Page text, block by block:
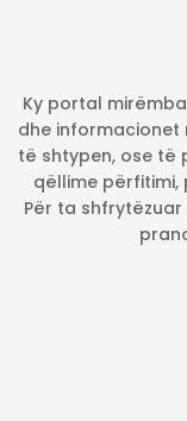
Ky portal
dhe informacionet
të shtypen, ose
qëllime përfitimi,
Për ta